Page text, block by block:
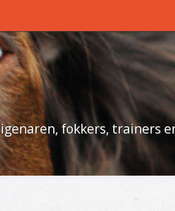
fokkers, trainers